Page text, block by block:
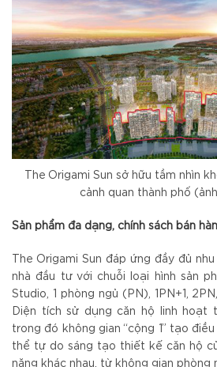
The Origami Sun sở hữu tầm nhìn
cảnh quan thành phố
Sản phẩm đa dạng, chính sách bán
The Origami Sun đáp ứng đầy đủ
nhà đầu tư với chuỗi loại hình sản
Studio, 1 phòng ngủ (PN), 1PN+1,
Diện tích sử dụng căn hộ linh hoạt
trong đó không gian “cộng 1” tạo
thể tự do sáng tạo thiết kế căn hộ
năng khác nhau, từ không gian phòng